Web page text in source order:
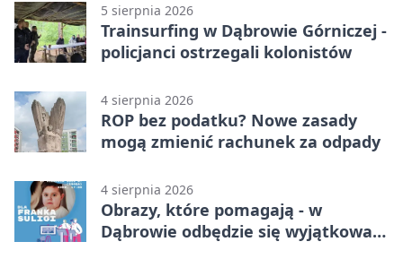
5 sierpnia 2026
Trainsurfing w Dąbrowie Górniczej -
policjanci ostrzegali kolonistów
4 sierpnia 2026
ROP bez podatku? Nowe zasady
mogą zmienić rachunek za odpady
4 sierpnia 2026
Obrazy, które pomagają - w
Dąbrowie odbędzie się wyjątkowa